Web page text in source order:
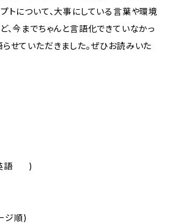
トについて、大事にしている言葉や環境
、今までちゃんと言語化できていなかっ
せていただきました。ぜひお読みいた
英語 )
ジ順)